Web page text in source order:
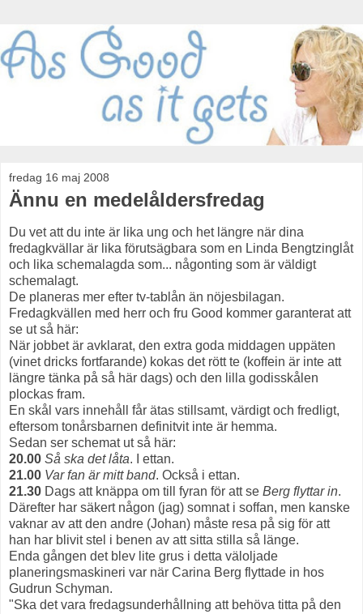
fredag 16 maj 2008
Ännu en medelåldersfredag
Du vet att du inte är lika ung och het längre när dina
fredagkvällar är lika förutsägbara som en Linda Bengtzinglåt
och lika schemalagda som... någonting som är väldigt
schemalagt.
De planeras mer efter tv-tablån än nöjesbilagan.
Fredagkvällen med herr och fru Good kommer garanterat att
se ut så här:
När jobbet är avklarat, den extra goda middagen uppäten
(vinet dricks fortfarande) kokas det rött te (koffein är inte att
längre tänka på så här dags) och den lilla godisskålen
plockas fram.
En skål vars innehåll får ätas stillsamt, värdigt och fredligt,
eftersom tonårsbarnen definitvit inte är hemma.
Sedan ser schemat ut så här:
20.00 Så ska det låta. I ettan.
21.00 Var fan är mitt band. Också i ettan.
21.30 Dags att knäppa om till fyran för att se Berg flyttar in.
Därefter har säkert någon (jag) somnat i soffan, men kanske
vaknar av att den andre (Johan) måste resa på sig för att
han har blivit stel i benen av att sitta stilla så länge.
Enda gången det blev lite grus i detta väloljade
planeringsmaskineri var när Carina Berg flyttade in hos
Gudrun Schyman.
"Ska det vara fredagsunderhållning att behöva titta på den